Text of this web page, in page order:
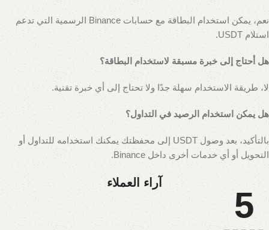
نعم، يمكن استخدام البطاقة مع حسابات Binance الرسمية التي تدعم
استلام USDT.
هل أحتاج إلى خبرة مسبقة لاستخدام البطاقة؟
لا، طريقة الاستخدام سهلة جدًا ولا تحتاج إلى أي خبرة تقنية.
هل يمكن استخدام الرصيد في التداول؟
بالتأكيد، بعد وصول USDT إلى محفظتك يمكنك استخدامه للتداول أو
التحويل أو أي خدمات أخرى داخل Binance.
آراء العملاء
5